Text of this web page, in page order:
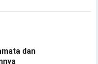
dan